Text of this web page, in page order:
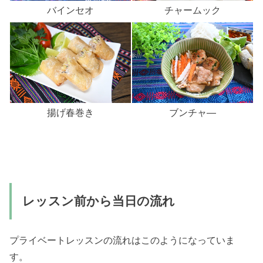
バインセオ チャームック
揚げ春巻き ブンチャ―
レッスン前から当日の流れ
プライベートレッスンの流れはこのようになっていま
す。